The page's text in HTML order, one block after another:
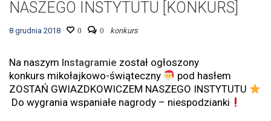
NASZEGO INSTYTUTU [KONKURS]
8 grudnia 2018 0 0 konkurs
Na naszym Instagramie został ogłoszony
konkurs mikołajkowo-świąteczny
pod hasłem
ZOSTAŃ GWIAZDKOWICZEM NASZEGO INSTYTUTU
Do wygrania wspaniałe nagrody – niespodzianki